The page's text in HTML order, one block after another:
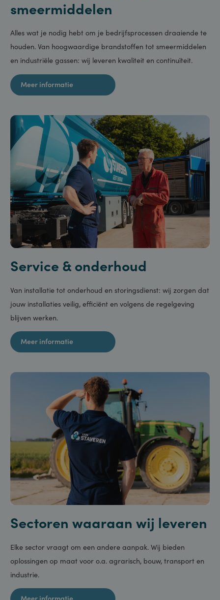
Brandstof, energie, gassen en
smeermiddelen
Alles wat je nodig hebt om je bedrijfsprocessen draaiende te
houden. Van hoogwaardige brandstoffen tot smeermiddelen
Meer informatie
Service & onderhoud
Van installatie tot onderhoud en storingsdienst: wij zorgen dat
blijven werken.
Meer informatie
Sectoren waaraan wij leveren